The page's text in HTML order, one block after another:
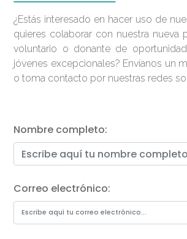
¿Estás interesado en hacer uso de
quieres colaborar con nuestra nueva
voluntario o donante de
jóvenes excepcionales? Envíanos un
o toma contacto por nuestras redes
Nombre completo:
Correo electrónico: